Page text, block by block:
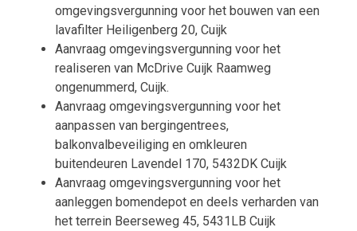
omgevingsvergunning voor het bouwen van een
lavafilter Heiligenberg 20, Cuijk
Aanvraag omgevingsvergunning voor het
realiseren van McDrive Cuijk Raamweg
ongenummerd, Cuijk.
Aanvraag omgevingsvergunning voor het
aanpassen van bergingentrees,
balkonvalbeveiliging en omkleuren
buitendeuren Lavendel 170, 5432DK Cuijk
Aanvraag omgevingsvergunning voor het
aanleggen bomendepot en deels verharden van
het terrein Beerseweg 45, 5431LB Cuijk